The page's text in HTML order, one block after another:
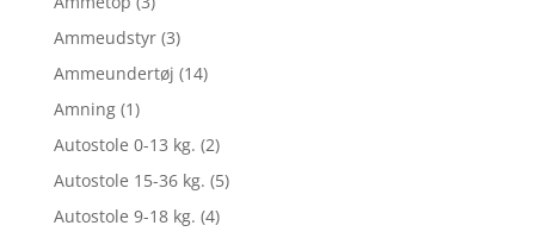
Ammeudstyr (3)
Ammeundertøj (14)
Amning (1)
Autostole 0-13 kg. (2)
Autostole 15-36 kg. (5)
Autostole 9-18 kg. (4)